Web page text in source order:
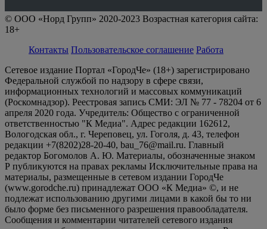
© ООО «Норд Групп» 2020-2023 Возрастная категория сайта:
18+
Контакты Пользовательское соглашение Работа
Сетевое издание Портал «ГородЧе» (18+) зарегистрировано
Федеральной службой по надзору в сфере связи,
информационных технологий и массовых коммуникаций
(Роскомнадзор). Реестровая запись СМИ: ЭЛ № 77 - 78204 от 6
апреля 2020 года. Учредитель: Общество с ограниченной
ответственностью "К Медиа". Адрес редакции 162612,
Вологодская обл., г. Череповец, ул. Гоголя, д. 43, телефон
редакции +7(8202)28-20-40, bau_76@mail.ru. Главный
редактор Богомолов А. Ю. Материалы, обозначенные знаком
Р публикуются на правах рекламы Исключительные права на
материалы, размещенные в сетевом издании ГородЧе
(www.gorodche.ru) принадлежат ООО «К Медиа» ©, и не
подлежат использованию другими лицами в какой бы то ни
было форме без письменного разрешения правообладателя.
Сообщения и комментарии читателей сетевого издания